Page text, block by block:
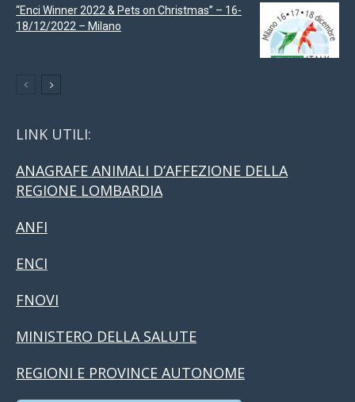
“Enci Winner 2022 & Pets on Christmas” – 16-
18/12/2022 – Milano
LINK UTILI:
ANAGRAFE ANIMALI D’AFFEZIONE DELLA
REGIONE LOMBARDIA
ANFI
ENCI
FNOVI
MINISTERO DELLA SALUTE
REGIONI E PROVINCE AUTONOME